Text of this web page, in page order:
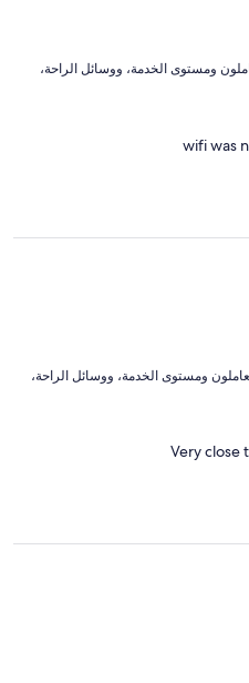
عناصر نالت الإعجاب: ⁦النظافة⁩، و⁦العاملون ومستوى الخدمة⁩، و⁦وسائل الراحة⁩،
wifi was
عناصر لم تنل الإعجاب: ⁦النظافة⁩، و⁦العاملون ومستوى الخدمة⁩، و⁦وسائل الراحة⁩،
Very close